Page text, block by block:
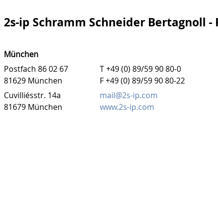
2s-ip Schramm Schneider Bertagnoll
München
Postfach 86 02 67
81629 München
T +49 (0) 89/59 90 80-0
F +49 (0) 89/59 90 80-22
Cuvilliésstr. 14a
81679 München
mail@2s-ip.com
www.2s-ip.com